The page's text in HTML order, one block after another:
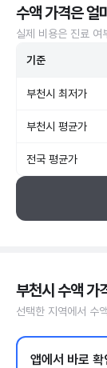
수액 가격은 얼
실제 비용은 진료 여
기준
부천시 최저가
부천시 평균가
전국 평균가
부천시 수액 가
선택한 지역에서 수
앱에서 바로 확